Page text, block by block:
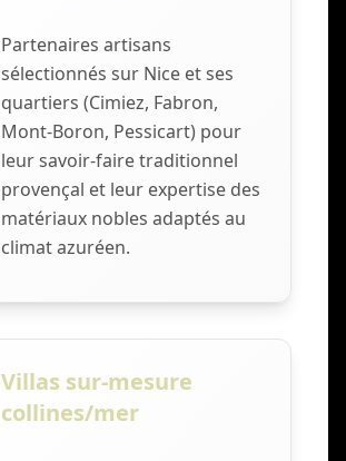
Partenaires artisans
sélectionnés sur Nice et ses
quartiers (Cimiez, Fabron,
Mont-Boron, Pessicart) pour
leur savoir-faire traditionnel
provençal et leur expertise des
matériaux nobles adaptés au
climat azuréen.
Villas sur-mesure
collines/mer